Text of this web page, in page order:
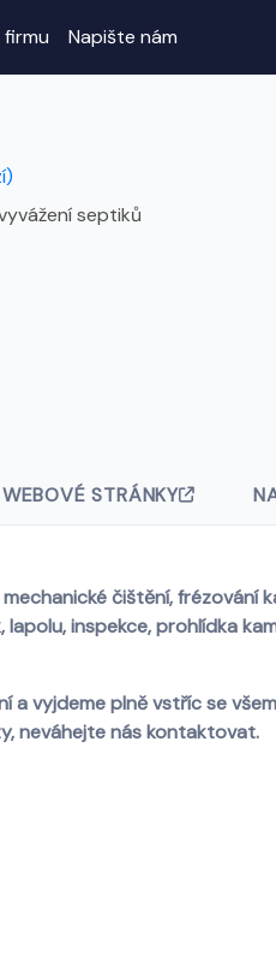
Napište nám
septiků
WEBOVÉ STRÁNKY
čištění, frézování
inspekce, prohlídka
a vyjdeme plně vstříc se
neváhejte nás kontaktovat.